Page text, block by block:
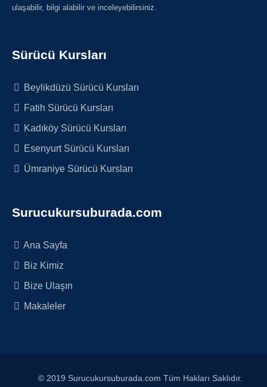
ulaşabilir, bilgi alabilir ve inceleyebilirsiniz.
Sürücü Kursları
Beylikdüzü Sürücü Kursları
Fatih Sürücü Kursları
Kadıköy Sürücü Kursları
Esenyurt Sürücü Kursları
Ümraniye Sürücü Kursları
Surucukursuburada.com
Ana Sayfa
Biz Kimiz
Bize Ulaşın
Makaleler
© 2019 Surucukursuburada.com Tüm Hakları Saklıdır.